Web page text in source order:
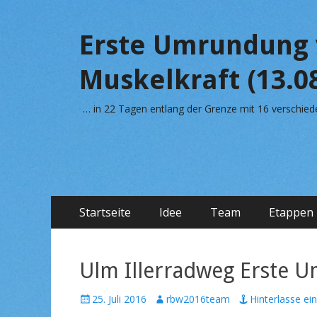
Erste
Muskelkraft
… in 22 Tagen entlang der Grenze mit 16
Primäres
Menü
Zum
Inhalt
Startseite Idee Team Etappen
Ulm Illerradweg Erste
V 25. Juli 2016
A rbw2016team Hinterlasse